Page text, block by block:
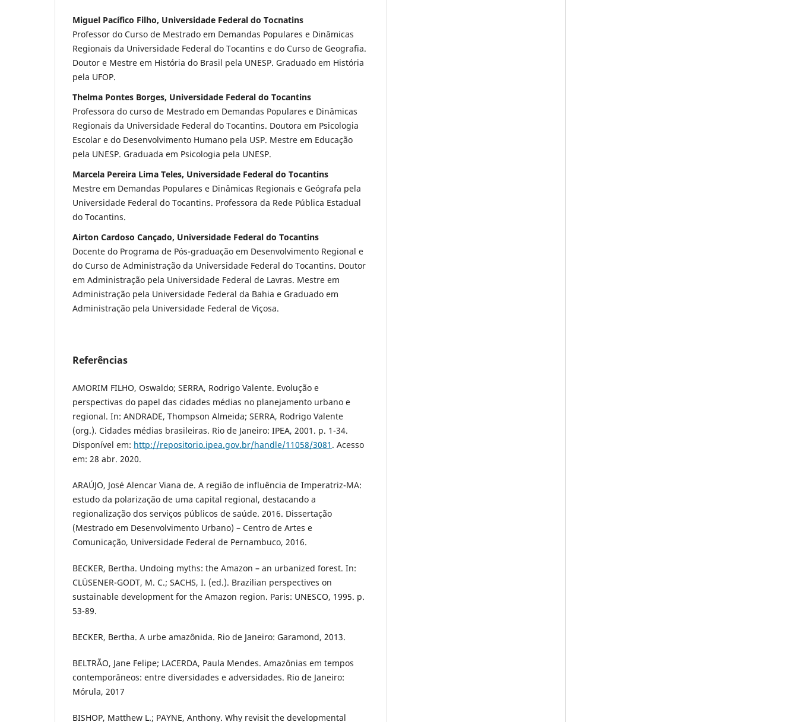
Miguel Pacífico Filho, Universidade Federal do Tocnatins
Professor do Curso de Mestrado em Demandas Populares e Dinâmicas
Regionais da Universidade Federal do Tocantins e do Curso de Geografia.
Doutor e Mestre em História do Brasil pela UNESP. Graduado em História
pela UFOP.
Thelma Pontes Borges, Universidade Federal do Tocantins
Professora do curso de Mestrado em Demandas Populares e Dinâmicas
Regionais da Universidade Federal do Tocantins. Doutora em Psicologia
Escolar e do Desenvolvimento Humano pela USP. Mestre em Educação
pela UNESP. Graduada em Psicologia pela UNESP.
Marcela Pereira Lima Teles, Universidade Federal do Tocantins
Mestre em Demandas Populares e Dinâmicas Regionais e Geógrafa pela
Universidade Federal do Tocantins. Professora da Rede Pública Estadual
do Tocantins.
Airton Cardoso Cançado, Universidade Federal do Tocantins
Docente do Programa de Pós-graduação em Desenvolvimento Regional e
do Curso de Administração da Universidade Federal do Tocantins. Doutor
em Administração pela Universidade Federal de Lavras. Mestre em
Administração pela Universidade Federal da Bahia e Graduado em
Administração pela Universidade Federal de Viçosa.
Referências
AMORIM FILHO, Oswaldo; SERRA, Rodrigo Valente. Evolução e
perspectivas do papel das cidades médias no planejamento urbano e
regional. In: ANDRADE, Thompson Almeida; SERRA, Rodrigo Valente
(org.). Cidades médias brasileiras. Rio de Janeiro: IPEA, 2001. p. 1-34.
Disponível em: http://repositorio.ipea.gov.br/handle/11058/3081 . Acesso
em: 28 abr. 2020.
ARAÚJO, José Alencar Viana de. A região de influência de Imperatriz-MA:
estudo da polarização de uma capital regional, destacando a
regionalização dos serviços públicos de saúde. 2016. Dissertação
(Mestrado em Desenvolvimento Urbano) – Centro de Artes e
Comunicação, Universidade Federal de Pernambuco, 2016.
BECKER, Bertha. Undoing myths: the Amazon – an urbanized forest. In:
CLÜSENER-GODT, M. C.; SACHS, I. (ed.). Brazilian perspectives on
sustainable development for the Amazon region. Paris: UNESCO, 1995. p.
53-89.
BECKER, Bertha. A urbe amazônida. Rio de Janeiro: Garamond, 2013.
BELTRÃO, Jane Felipe; LACERDA, Paula Mendes. Amazônias em tempos
contemporâneos: entre diversidades e adversidades. Rio de Janeiro:
Mórula, 2017
BISHOP, Matthew L.; PAYNE, Anthony. Why revisit the developmental